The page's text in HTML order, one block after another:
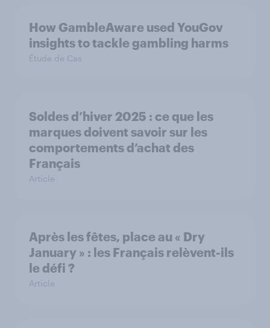
How GambleAware used YouGov
insights to tackle gambling harms
Étude de Cas
Soldes d’hiver 2025 : ce que les
marques doivent savoir sur les
comportements d’achat des
Français
Article
Après les fêtes, place au « Dry
January » : les Français relèvent-ils
le défi ?
Article